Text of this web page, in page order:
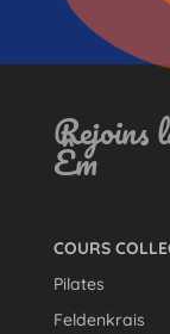
Rejoins
Êm
COURS
Pilates
Feldenkrais